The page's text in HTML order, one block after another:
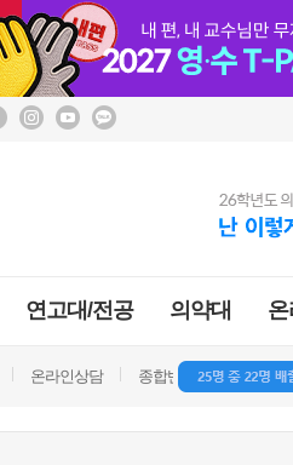
연고대/전공 의약대
온라인상담 종합반 방문상담